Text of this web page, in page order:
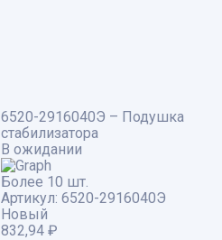
6520-2916040Э – Подушка
стабилизатора
В ожидании
Более 10 шт.
Артикул: 6520-2916040Э
Новый
832,94 ₽